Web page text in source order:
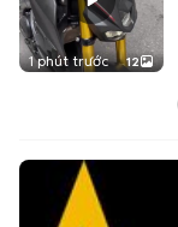
1 phút trước 12